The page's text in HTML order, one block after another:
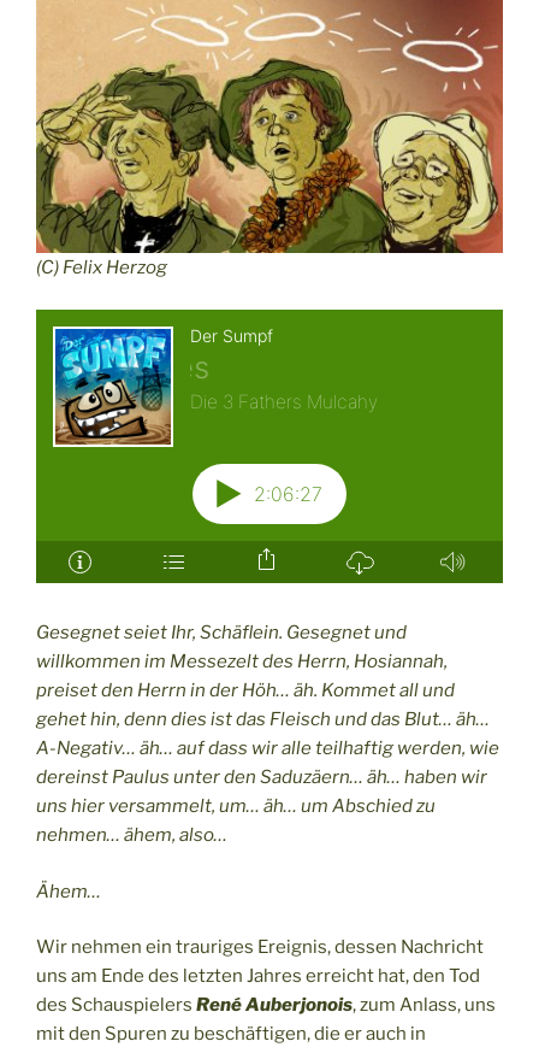
(C) Felix Herzog
Gesegnet seiet Ihr, Schäflein. Gesegnet und
willkommen im Messezelt des Herrn, Hosiannah,
preiset den Herrn in der Höh… äh. Kommet all und
gehet hin, denn dies ist das Fleisch und das Blut… äh…
A-Negativ… äh… auf dass wir alle teilhaftig werden, wie
dereinst Paulus unter den Saduzäern… äh… haben wir
uns hier versammelt, um… äh… um Abschied zu
nehmen… ähem, also…
Ähem…
Wir nehmen ein trauriges Ereignis, dessen Nachricht
uns am Ende des letzten Jahres erreicht hat, den Tod
des Schauspielers René Auberjonois, zum Anlass, uns
mit den Spuren zu beschäftigen, die er auch in